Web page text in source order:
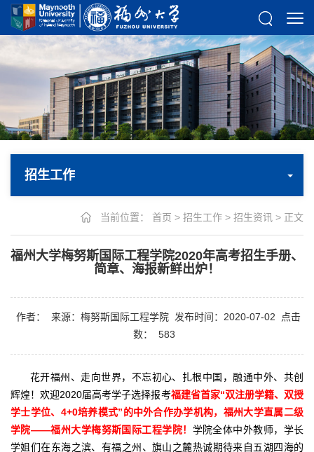
招生工作
当前位置： 首页 > 招生工作 > 招生资讯 > 正文
福州大学梅努斯国际工程学院2020年高考招生手册、
简章、海报新鲜出炉！
作者： 来源：梅努斯国际工程学院 发布时间：2020-07-02
点击
数：
583
花开福州、走向世界，不忘初心、扎根中国，融通中外、共创
辉煌！欢迎2020届高考学子选择报考福建省首家“双注册学籍、双授
学士学位、4+0培养模式”的中外合作办学机构，福州大学直属二级
学院——福州大学梅努斯国际工程学院！ 学院全体中外教师，学长
学姐们在东海之滨、有福之州、旗山之麓热诚期待来自五湖四海的